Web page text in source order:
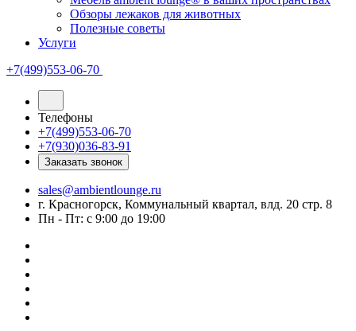
Обзоры лежаков для животных
Полезные советы
Услуги
+7(499)553-06-70
Телефоны
+7(499)553-06-70
+7(930)036-83-91
Заказать звонок
sales@ambientlounge.ru
г. Красногорск, Коммунальный квартал, влд. 20 стр. 8
Пн - Пт: с 9:00 до 19:00